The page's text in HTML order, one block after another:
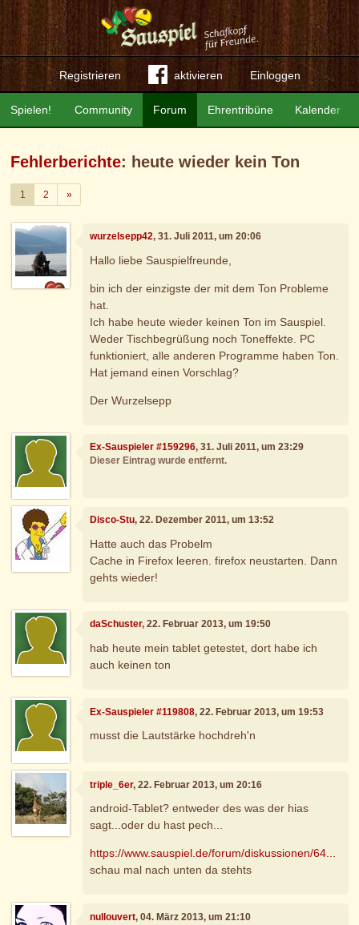
Registrieren aktivieren Einloggen
Community Forum Ehrentribüne Kalender
Spielen!
Fehlerberichte: heute wieder kein Ton
1 2 »Weiter
wurzelsepp42, 31. Juli 2011, um 20:06
Hallo liebe Sauspielfreunde,
bin ich der einzigste der mit dem Ton Probleme
hat.
Ich habe heute wieder keinen Ton im Sauspiel.
Weder Tischbegrüßung noch Toneffekte. PC
funktioniert, alle anderen Programme haben Ton.
Hat jemand einen Vorschlag?
Der Wurzelsepp
Ex-Sauspieler #159296, 31. Juli 2011, um 23:29
Dieser Eintrag wurde entfernt.
Disco-Stu, 22. Dezember 2011, um 13:52
Hatte auch das Probelm
Cache in Firefox leeren. firefox neustarten. Dann
gehts wieder!
daSchuster, 22. Februar 2013, um 19:50
hab heute mein tablet getestet, dort habe ich
auch keinen ton
Ex-Sauspieler #119808, 22. Februar 2013, um 19:53
musst die Lautstärke hochdreh'n
triple_6er, 22. Februar 2013, um 20:16
android-Tablet? entweder des was der hias
sagt...oder du hast pech...
https://www.sauspiel.de/forum/diskussionen/64...
schau mal nach unten da stehts
nullouvert, 04. März 2013, um 21:10